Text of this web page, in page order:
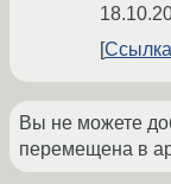
Ссылка
Вы не можете
перемещена в